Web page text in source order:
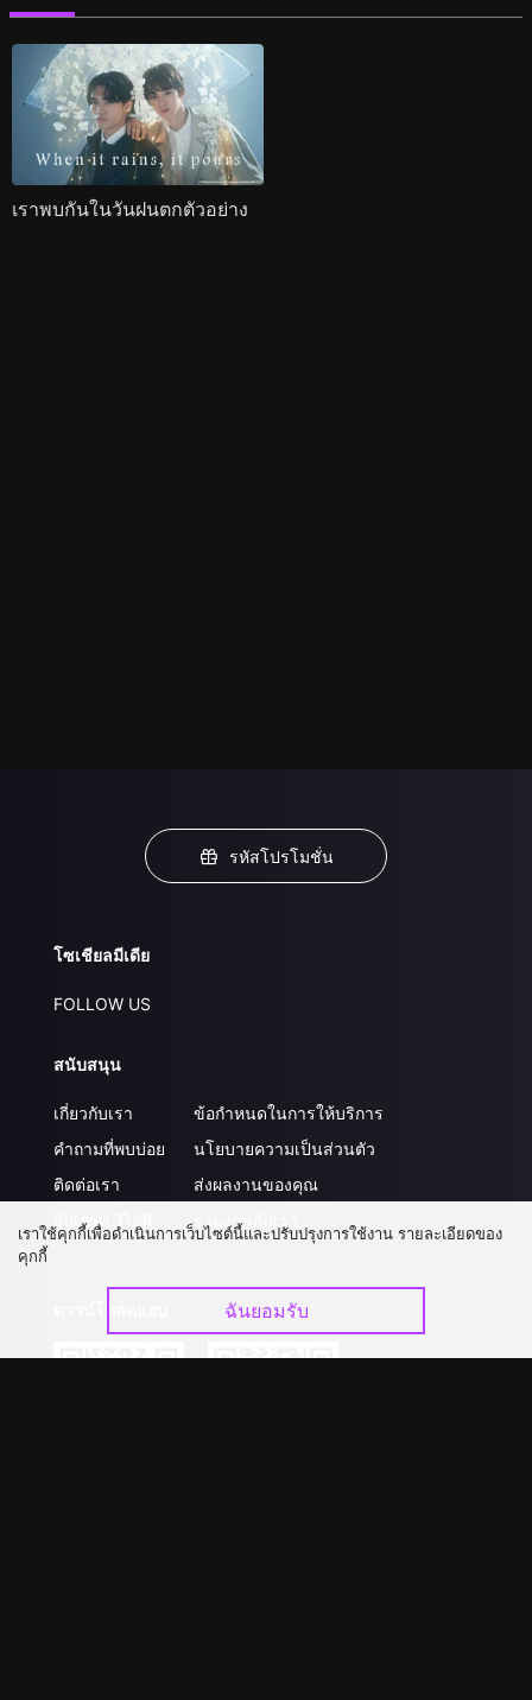
เราพบกันในวันฝนตกตัวอย่าง
รหัสโปรโมชั่น
โซเชียลมีเดีย
FOLLOW US
สนับสนุน
เกี่ยวกับเรา
คำถามที่พบบ่อย
ติดต่อเรา
อัปเกรด วีไอพี
ข้อกำหนดในการให้บริการ
นโยบายความเป็นส่วนตัว
ส่งผลงานของคุณ
ร่วมงานกับเรา
เราใช้คุกกี้เพื่อดำเนินการเว็บไซต์นี้และปรับปรุงการใช้งาน รายละเอียดของ
คุกกี้
ฉันยอมรับ